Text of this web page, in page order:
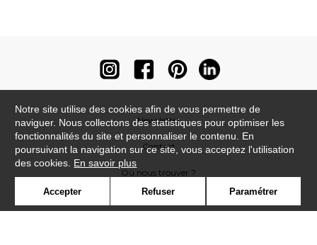
Newsletter
Contact
Où nous trouver ?
Notre site utilise des cookies afin de vous permettre de
naviguer. Nous collectons des statistiques pour optimiser les
fonctionnalités du site et personnaliser le contenu. En
poursuivant la navigation sur ce site, vous acceptez l'utilisation
des cookies. En savoir plus
Accepter Refuser Paramétrer